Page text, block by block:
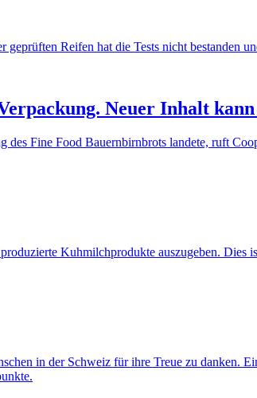
Reifen hat die Tests nicht bestanden
Neuer Inhalt
Fine Food Bauernbirnbrots landete, ruft
Kuhmilchprodukte auszugeben. Dies
in der Schweiz für ihre Treue zu danken.